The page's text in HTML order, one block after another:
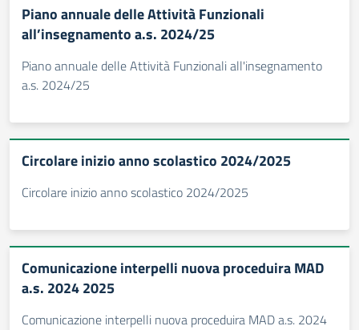
Piano annuale delle Attività Funzionali
all’insegnamento a.s. 2024/25
Piano annuale delle Attività Funzionali all'insegnamento
a.s. 2024/25
Circolare inizio anno scolastico 2024/2025
Circolare inizio anno scolastico 2024/2025
Comunicazione interpelli nuova proceduira MAD
a.s. 2024 2025
Comunicazione interpelli nuova proceduira MAD a.s. 2024